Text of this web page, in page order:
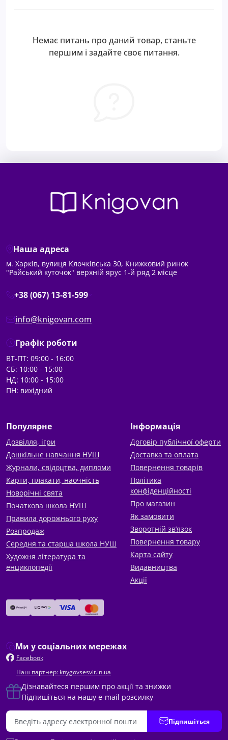
Немає питань про даний товар, станьте
першим і задайте своє питання.
Наша адреса
м. Харків, вулиця Клочківська 30, Книжковий ринок
"Райський куточок" верхній ярус 1-й ряд 2 місце
+38 (067) 13-81-599
info@knigovan.com
Графік роботи
ВТ-ПТ: 09:00 - 16:00
СБ: 10:00 - 15:00
НД: 10:00 - 15:00
ПН: вихідний
Популярне
Дозвілля, ігри
Дошкільне навчання НУШ
Журнали, свідоцтва, дипломи
Карти, плакати, наочність
Новорічні свята
Початкова школа НУШ
Правила дорожнього руху
Розпродаж
Середня та старша школа НУШ
Художня література та
енциклопедії
Інформація
Договір публічної оферти
Доставка та оплата
Повернення товарів
Політика
конфіденційності
Про магазин
Як замовити
Зворотній зв’язок
Повернення товару
Карта сайту
Видавництва
Акції
Ми у соціальних мережах
Facebook
Наш партнер: knygovsesvit.in.ua
Дізнавайтеся першим про акції та знижки
Підпишіться на нашу e-mail розсилку
Підпишіться